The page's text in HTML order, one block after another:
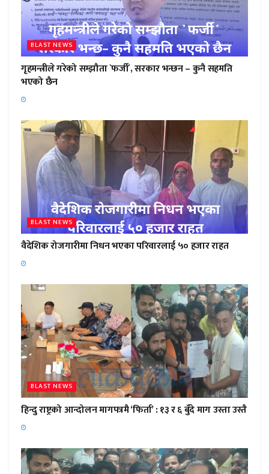
BLAST NEWS
गृहमन्त्रीले गरेको सम्झौता `फर्जी´, सरकार भन्छन – कुनै सहमति
भएको छैन
BLAST NEWS
वैदेशिक रोजगारीमा निधन भएका परिवारलाई ५० हजार राहत
BLAST NEWS
हिन्दु राष्ट्रको आन्दोलन मागपत्रमै ‘फिर्ता’ : १३ र ६ बुँदे माग उस्ता उस्तै